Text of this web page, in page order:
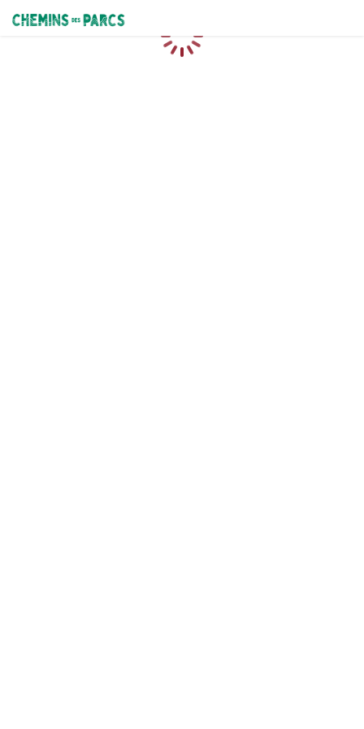
Chemins des Parcs
Caricamento